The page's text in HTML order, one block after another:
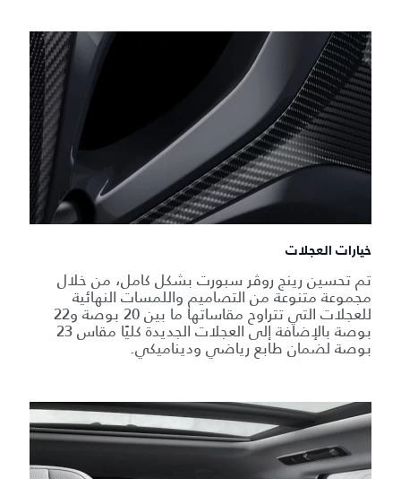
خيارات العجلات
تم تحسين رينج روڤر سبورت بشكل كامل، من خلال
مجموعة متنوعة من التصاميم واللمسات النهائية
للعجلات التي تتراوح مقاساتها ما بين 20 بوصة و22
بوصة بالإضافة إلى العجلات الجديدة كليًا مقاس 23
بوصة لضمان طابع رياضي وديناميكي.